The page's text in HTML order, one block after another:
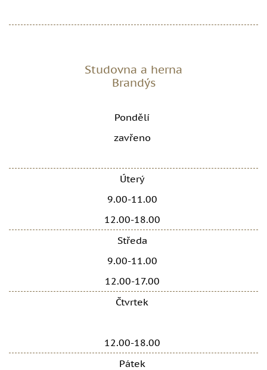
Studovna a herna
Brandýs
Pondělí
zavřeno
Úterý
9.00-11.00
12.00-18.00
Středa
9.00-11.00
12.00-17.00
Čtvrtek
12.00-18.00
Pátek